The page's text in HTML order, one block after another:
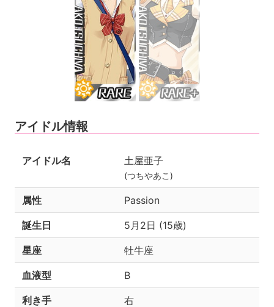
アイドル情報
アイドル名 土屋亜子
(つちやあこ)
属性 Passion
誕生日 5月2日 (15歳)
星座 牡牛座
血液型 B
利き手 右